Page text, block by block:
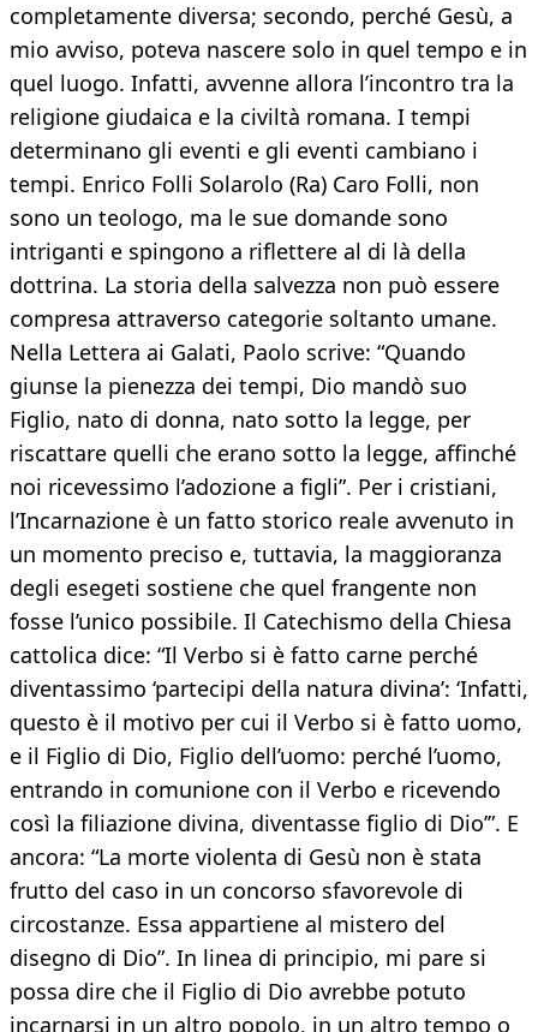
completamente diversa; secondo, perché Gesù, a
mio avviso, poteva nascere solo in quel tempo e in
quel luogo. Infatti, avvenne allora l’incontro tra la
religione giudaica e la civiltà romana. I tempi
determinano gli eventi e gli eventi cambiano i
tempi. Enrico Folli Solarolo (Ra) Caro Folli, non
sono un teologo, ma le sue domande sono
intriganti e spingono a riflettere al di là della
dottrina. La storia della salvezza non può essere
compresa attraverso categorie soltanto umane.
Nella Lettera ai Galati, Paolo scrive: “Quando
giunse la pienezza dei tempi, Dio mandò suo
Figlio, nato di donna, nato sotto la legge, per
riscattare quelli che erano sotto la legge, affinché
noi ricevessimo l’adozione a figli”. Per i cristiani,
l’Incarnazione è un fatto storico reale avvenuto in
un momento preciso e, tuttavia, la maggioranza
degli esegeti sostiene che quel frangente non
fosse l’unico possibile. Il Catechismo della Chiesa
cattolica dice: “Il Verbo si è fatto carne perché
diventassimo ‘partecipi della natura divina’: ‘Infatti,
questo è il motivo per cui il Verbo si è fatto uomo,
e il Figlio di Dio, Figlio dell’uomo: perché l’uomo,
entrando in comunione con il Verbo e ricevendo
così la filiazione divina, diventasse figlio di Dio’”. E
ancora: “La morte violenta di Gesù non è stata
frutto del caso in un concorso sfavorevole di
circostanze. Essa appartiene al mistero del
disegno di Dio”. In linea di principio, mi pare si
possa dire che il Figlio di Dio avrebbe potuto
incarnarsi in un altro popolo, in un altro tempo o